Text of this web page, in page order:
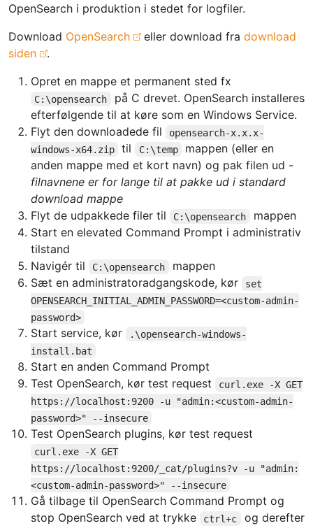
OpenSearch i produktion i stedet for logfiler.
Download OpenSearch eller download fra download
siden
.
Opret en mappe et permanent sted fx
C:\opensearch
på C drevet. OpenSearch installeres
efterfølgende til at køre som en Windows Service.
Flyt den downloadede fil
opensearch-x.x.x-
windows-x64.zip
til C:\temp
mappen (eller en
anden mappe med et kort navn) og pak filen ud -
filnavnene er for lange til at pakke ud i standard
download mappe
Flyt de udpakkede filer til
C:\opensearch
mappen
Start en elevated Command Prompt i administrativ
tilstand
Navigér til
C:\opensearch
mappen
Sæt en administratoradgangskode, kør
set
OPENSEARCH_INITIAL_ADMIN_PASSWORD=<custom-admin-
password>
Start service, kør
.\opensearch-windows-
install.bat
Start en anden Command Prompt
Test OpenSearch, kør test request
curl.exe -X GET
https://localhost:9200 -u "admin:<custom-admin-
password>" --insecure
Test OpenSearch plugins, kør test request
curl.exe -X GET
https://localhost:9200/_cat/plugins?v -u "admin:
<custom-admin-password>" --insecure
Gå tilbage til OpenSearch Command Prompt og
stop OpenSearch ved at trykke
ctrl+c og derefter